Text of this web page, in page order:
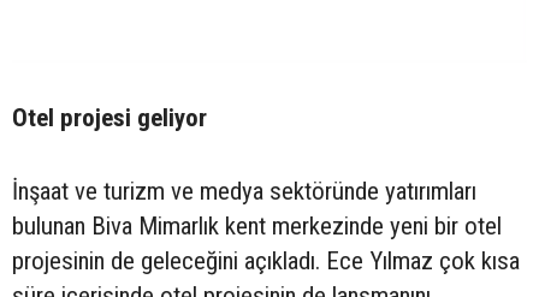
Otel projesi geliyor
İnşaat ve turizm ve medya sektöründe yatırımları
bulunan Biva Mimarlık kent merkezinde yeni bir otel
projesinin de geleceğini açıkladı. Ece Yılmaz çok kısa